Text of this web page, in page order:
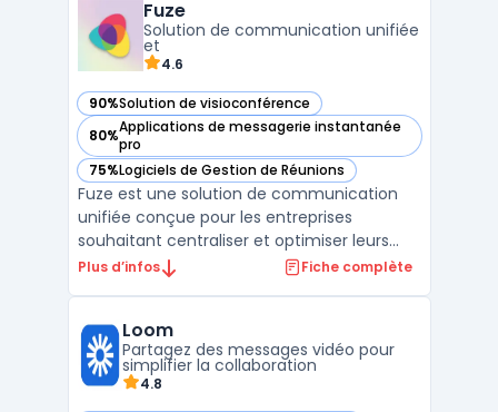
et même endroit. Qu'il s'agisse de
communiquer avec des collègues, d ...
Fuze
Solution de communication unifiée
et
4.6
90%Solution de visioconférence
— voir Fuze dans cette catégorie
80%Applications de messagerie instantanée
pro
— voir Fuze dans cette catégorie
75%Logiciels de Gestion de Réunions
— voir Fuze dans cette catégorie
Fuze est une solution de communication
unifiée conçue pour les entreprises
souhaitant centraliser et optimiser leurs
interactions internes et externes. En
d'équipe sur une seule et même
plateforme, Fuze permet aux organisatio ...
Plus d’infos Fiche complète
Loom
Partagez des messages vidéo pour
simplifier la collaboration
4.8